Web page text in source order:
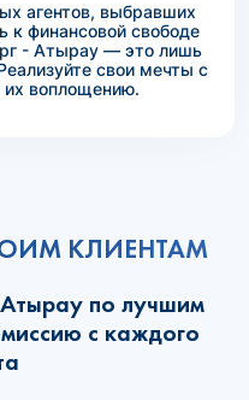
агентов, выбравших
к финансовой свободе
- Атырау — это лишь
свои мечты с
их воплощению.
КЛИЕНТАМ
по лучшим
с каждого